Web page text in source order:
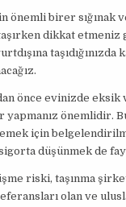
birer sığınak
dikkat etmeniz
önce evinizde
yapmanız önemlidir.
için
düşünmek de
riski, taşınma
olan ve